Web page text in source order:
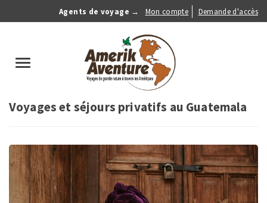
Agents de voyage →
Anonymous
Menu
Mon compte Demande d'accès
Toggle
Voyages et séjours privatifs au Guatemala